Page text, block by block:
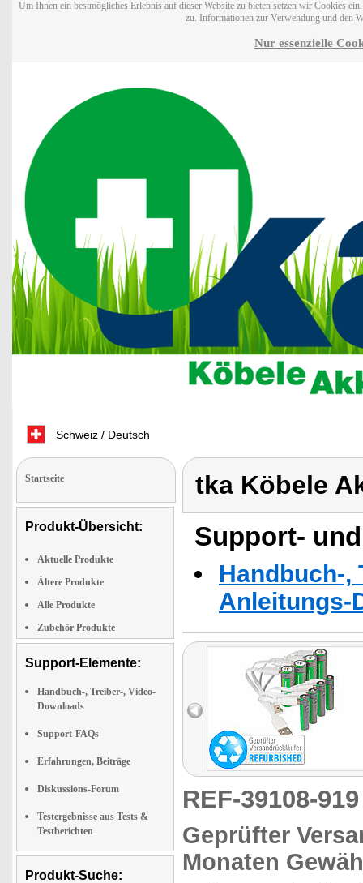
Um Ihnen ein bestmögliches Erlebnis auf dieser Website zu bieten setzen wir Cookies
zu. Informationen zur Verwendung und den
Nur essenzielle
Schweiz / Deutsch
Startseite
Produkt-Übersicht:
Aktuelle Produkte
Ältere Produkte
Alle Produkte
Zubehör Produkte
Support-Elemente:
Handbuch-, Treiber-, Video-
Downloads
Support-FAQs
Erfahrungen, Beiträge
Diskussions-Forum
Testergebnisse aus Tests &
Testberichten
Produkt-Suche:
tka Köbele
Support-
Handbuch-,
Anleitungs-
REF-39108-
Geprüfter
Monaten